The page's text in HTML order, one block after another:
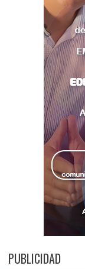
PUBLICIDAD